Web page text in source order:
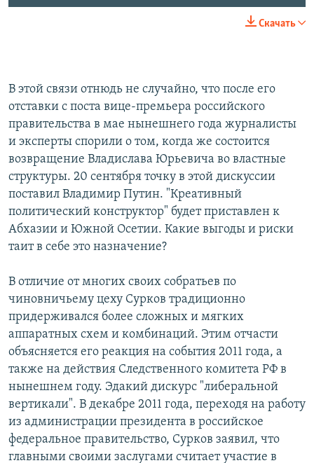
Скачать
В этой связи отнюдь не случайно, что после его
отставки с поста вице-премьера российского
правительства в мае нынешнего года журналисты
и эксперты спорили о том, когда же состоится
возвращение Владислава Юрьевича во властные
структуры. 20 сентября точку в этой дискуссии
поставил Владимир Путин. "Креативный
политический конструктор" будет приставлен к
Абхазии и Южной Осетии. Какие выгоды и риски
таит в себе это назначение?
В отличие от многих своих собратьев по
чиновничьему цеху Сурков традиционно
придерживался более сложных и мягких
аппаратных схем и комбинаций. Этим отчасти
объясняется его реакция на события 2011 года, а
также на действия Следственного комитета РФ в
нынешнем году. Эдакий дискурс "либеральной
вертикали". В декабре 2011 года, переходя на работу
из администрации президента в российское
федеральное правительство, Сурков заявил, что
главными своими заслугами считает участие в